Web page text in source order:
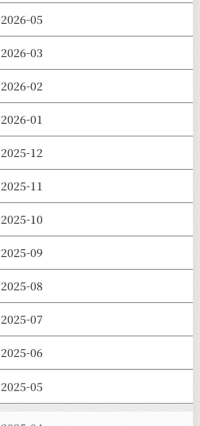
2026-05
2026-03
2026-02
2026-01
2025-12
2025-11
2025-10
2025-09
2025-08
2025-07
2025-06
2025-05